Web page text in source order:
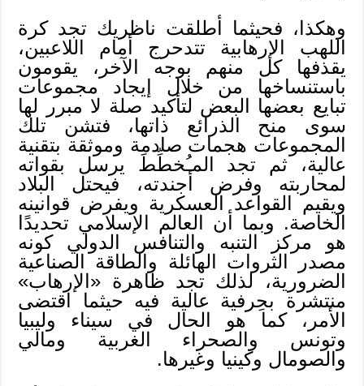
وهكذا، فحيثما أطلقت ناظريك تجد كرة
اللهب الإرهابية تتدحرج أمام اللاعبين،
يقذفها كل منهم بوجه الآخر، يقومون
باستنساخها من خلال إيجاد مجموعات
تبايع بعضها البعض لتأكيد صلة لا مبرر لها
سوى منح الذرائع ذاتها، فتشن تلك
المجموعات هجمات صادمة وموثقة بتقنية
عالية، ثم تجد المـُخطِّطَ يرسل بقواته
لمحاربته وفرض أجندته، فيحتل البلاد
ويقيم القواعد العسكرية ويفرض قوانينه
الخاصة. وبما أن العالم الإسلامي تحديدًا
هو مركز التنبه والتنافس الدولي كونه
مصدر الثروات الهائلة والطاقة الصناعية
الضرورية، لذلك تجد ظاهرة «الإرهاب»
منتشرة بحِرفية عالية فيه حيثما اقتضى
الأمر، كما هو الحال في سيناء وليبيا
وتونس والصحراء الغربية ومالي
والصومال وكينيا وغيرها.